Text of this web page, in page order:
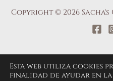
Copyright © 2026
Esta web utiliza cookies
finalidad de ayudar en